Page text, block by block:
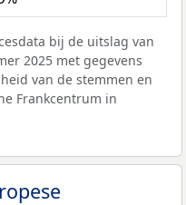
bij de uitslag van
2025 met gegevens
van de stemmen en
Frankcentrum in